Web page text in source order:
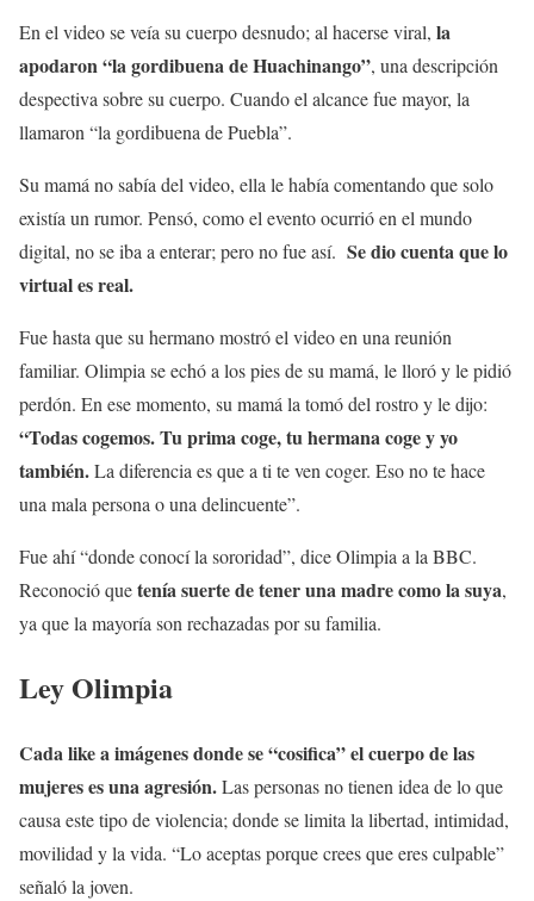
En el video se veía su cuerpo desnudo; al hacerse viral, la
apodaron “la gordibuena de Huachinango”, una descripción
despectiva sobre su cuerpo. Cuando el alcance fue mayor, la
llamaron “la gordibuena de Puebla”.
Su mamá no sabía del video, ella le había comentando que solo
existía un rumor. Pensó, como el evento ocurrió en el mundo
digital, no se iba a enterar; pero no fue así. Se dio cuenta que lo
virtual es real.
Fue hasta que su hermano mostró el video en una reunión
familiar. Olimpia se echó a los pies de su mamá, le lloró y le pidió
perdón. En ese momento, su mamá la tomó del rostro y le dijo:
“Todas cogemos. Tu prima coge, tu hermana coge y yo
también.La diferencia es que a ti te ven coger. Eso no te hace
una mala persona o una delincuente”.
Fue ahí “donde conocí la sororidad”, dice Olimpia a la BBC.
Reconoció quetenía suerte de tener una madre como la suya,
ya que la mayoría son rechazadas por su familia.
Ley Olimpia
Cada like a imágenes donde se “cosifica” el cuerpo de las
mujeres es una agresión.Las personas no tienen idea de lo que
causa este tipo de violencia; donde se limita la libertad, intimidad,
movilidad y la vida. “Lo aceptas porque crees que eres culpable”
señaló la joven.